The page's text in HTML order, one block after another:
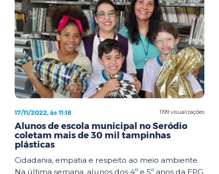
1199 visualizações
17/11/2022, às 11:18
Alunos de escola municipal no Seródio
coletam mais de 30 mil tampinhas
plásticas
Cidadania, empatia e respeito ao meio ambiente.
Na última semana, alunos dos 4º e 5º anos da EPG